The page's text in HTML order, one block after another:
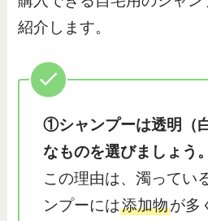
紹介します。
①シャンプーは透明（
なものを選びましょう。
この理由は、濁ってい
ンプーには添加物が多